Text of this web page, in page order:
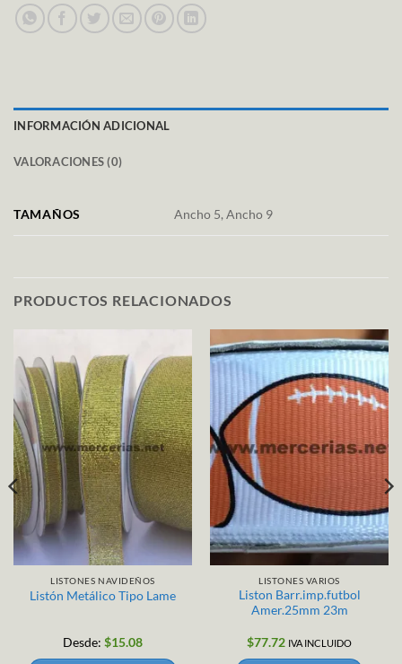
INFORMACIÓN ADICIONAL
VALORACIONES (0)
TAMAÑOS Ancho 5, Ancho 9
PRODUCTOS RELACIONADOS
LISTONES NAVIDEÑOS
Listón Metálico Tipo Lame
Desde: $15.08
LISTONES VARIOS
Liston Barr.imp.futbol
Amer.25mm 23m
$77.72 IVA INCLUIDO